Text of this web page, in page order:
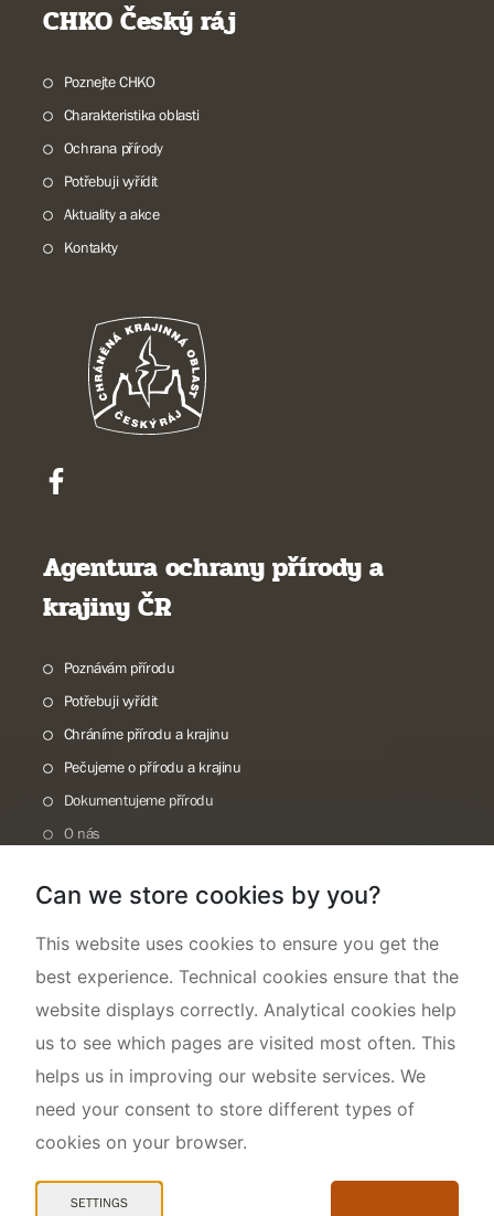
CHKO Český ráj
Poznejte CHKO
Charakteristika oblasti
Ochrana přírody
Potřebuji vyřídit
Aktuality a akce
Kontakty
Agentura ochrany přírody a
krajiny ČR
Poznávám přírodu
Potřebuji vyřídit
Chráníme přírodu a krajinu
Pečujeme o přírodu a krajinu
Dokumentujeme přírodu
O nás
Can we store cookies by you?
This website uses cookies to ensure you get the
best experience. Technical cookies ensure that the
website displays correctly. Analytical cookies help
us to see which pages are visited most often. This
helps us in improving our website services. We
need your consent to store different types of
cookies on your browser.
SETTINGS